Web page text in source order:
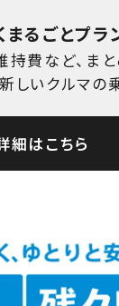
まるごとプラ
持費など、ま
しいクルマの
細はこちら